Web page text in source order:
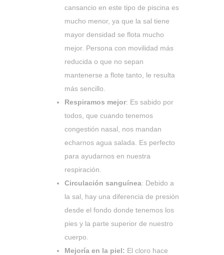
cansancio en este tipo de piscina es
mucho menor, ya que la sal tiene
mayor densidad se flota mucho
mejor. Persona con movilidad más
reducida o que no sepan
mantenerse a flote tanto, le resulta
más sencillo.
Respiramos mejor: Es sabido por
todos, que cuando tenemos
congestión nasal, nos mandan
echarnos agua salada. Es perfecto
para ayudarnos en nuestra
respiración.
Circulación sanguínea: Debido a
la sal, hay una diferencia de presión
desde el fondo donde tenemos los
pies y la parte superior de nuestro
cuerpo.
Mejoría en la piel: El cloro hace